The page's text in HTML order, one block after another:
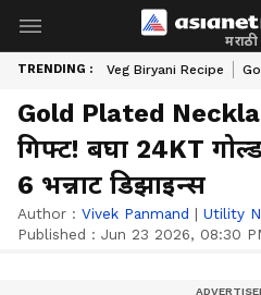
मराठी
TRENDING : Veg Biryani Recipe
Gold Plated
गिफ्ट! बघा 24KT
6 भन्नाट डिझाइन्स
Author : Vivek Panmand | Utility
Published : Jun 23 2026, 08:30